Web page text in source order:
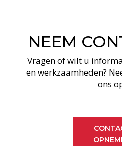
NEEM
Vragen of wilt u
en werkzaamheden?
ons